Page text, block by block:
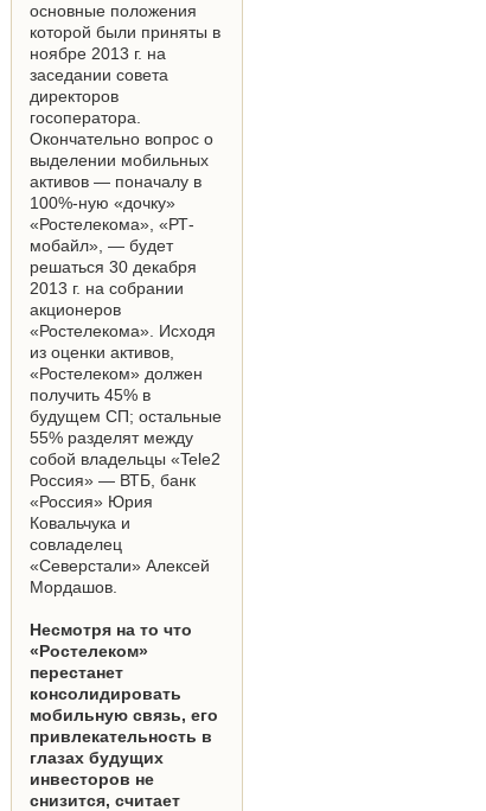
основные положения
которой были приняты в
ноябре 2013 г. на
заседании совета
директоров
госоператора.
Окончательно вопрос о
выделении мобильных
активов — поначалу в
100%-ную «дочку»
«Ростелекома», «РТ-
мобайл», — будет
решаться 30 декабря
2013 г. на собрании
акционеров
«Ростелекома». Исходя
из оценки активов,
«Ростелеком» должен
получить 45% в
будущем СП; остальные
55% разделят между
собой владельцы «Tele2
Россия» — ВТБ, банк
«Россия» Юрия
Ковальчука и
совладелец
«Северстали» Алексей
Мордашов.
Несмотря на то что
«Ростелеком»
перестанет
консолидировать
мобильную связь, его
привлекательность в
глазах будущих
инвесторов не
снизится, считает